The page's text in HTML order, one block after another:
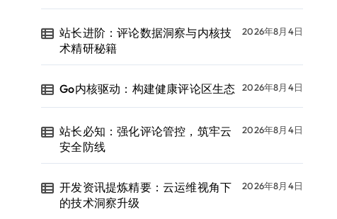
站长进阶：评论数据洞察与内核技
术精研秘籍
2026年8月4日
Go内核驱动：构建健康评论区生态 2026年8月4日
站长必知：强化评论管控，筑牢云
安全防线
2026年8月4日
开发资讯提炼精要：云运维视角下
的技术洞察升级
2026年8月4日